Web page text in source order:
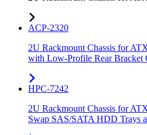
ACP-2320
2U Rackmount Chassis for
with Low-Profile Rear Bracket
HPC-7242
2U Rackmount Chassis for
Swap SAS/SATA HDD Trays